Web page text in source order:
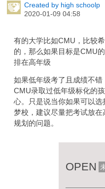
Created by high schoolp
2020-01-09 04:58
有的大学比如CMU，比较
的，那么如果目标是CMU
排在高年级
如果低年级考了且成绩不错
CMU录取过低年级标化的
心。只是说当你如果可以
梦校，建议尽量把考试放
规划的问题。
OPEN